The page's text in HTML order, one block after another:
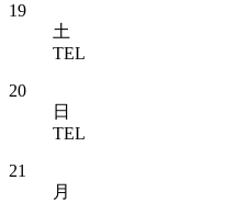
19
土
TEL
20
日
TEL
21
月